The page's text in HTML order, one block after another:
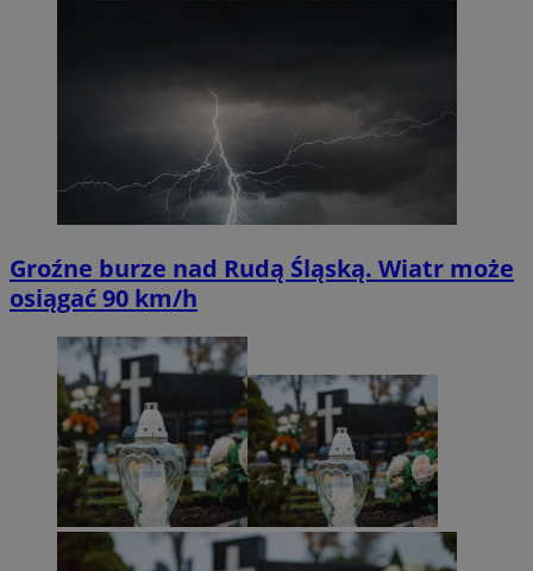
Groźne burze nad Rudą Śląską. Wiatr może
osiągać 90 km/h